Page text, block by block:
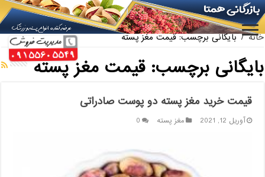
ارائه کننده بهترین پسته کله قوچی سیرجان
خانه / بایگانی برچسب: قیمت مغز پسته
بایگانی برچسب:قیمت مغز پسته
قیمت خرید مغز پسته دو پوست صادراتی
آوریل 12, 2021 مغز پسته 0